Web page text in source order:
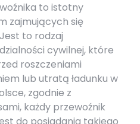
to istotny
zajmujących się
to rodzaj
cywilnej, które
roszczeniami
lub utratą ładunku w
zgodnie z
każdy przewoźnik